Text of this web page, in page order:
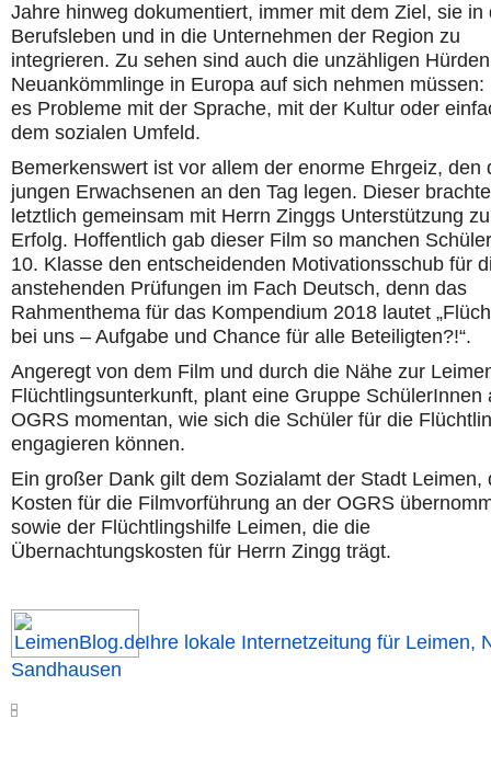
Jahre hinweg dokumentiert, immer mit dem Ziel, sie in
Berufsleben und in die Unternehmen der Region zu
integrieren. Zu sehen sind auch die unzähligen
Neuankömmlinge in Europa auf sich nehmen müssen:
es Probleme mit der Sprache, mit der Kultur oder
dem sozialen Umfeld.
Bemerkenswert ist vor allem der enorme Ehrgeiz, den
jungen Erwachsenen an den Tag legen. Dieser
letztlich gemeinsam mit Herrn Zinggs Unterstützung
Erfolg. Hoffentlich gab dieser Film so manchen
10. Klasse den entscheidenden Motivationsschub für
anstehenden Prüfungen im Fach Deutsch, denn das
Rahmenthema für das Kompendium 2018 lautet
bei uns – Aufgabe und Chance für alle Beteiligten?!“.
Angeregt von dem Film und durch die Nähe zur
Flüchtlingsunterkunft, plant eine Gruppe SchülerInnen
OGRS momentan, wie sich die Schüler für die
engagieren können.
Ein großer Dank gilt dem Sozialamt der Stadt Leimen,
Kosten für die Filmvorführung an der OGRS
sowie der Flüchtlingshilfe Leimen, die die
Übernachtungskosten für Herrn Zingg trägt.
Ihre lokale Internetzeitung für Leimen,
Sandhausen